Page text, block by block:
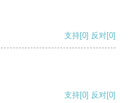
支持[0] 反对[0]
支持[0] 反对[0]